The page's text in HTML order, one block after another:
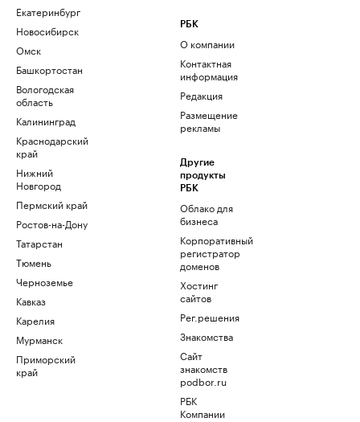
Екатеринбург
Новосибирск
Омск
Башкортостан
Вологодская
область
Калининград
Краснодарский
край
Нижний
Новгород
Пермский край
Ростов-на-Дону
Татарстан
Тюмень
Черноземье
Кавказ
Карелия
Мурманск
Приморский
край
РБК
О компании
Контактная
информация
Редакция
Размещение
рекламы
Другие
продукты
РБК
Облако для
бизнеса
Корпоративный
регистратор
доменов
Хостинг
сайтов
Рег.решения
Знакомства
Сайт
знакомств
podbor.ru
РБК
Компании